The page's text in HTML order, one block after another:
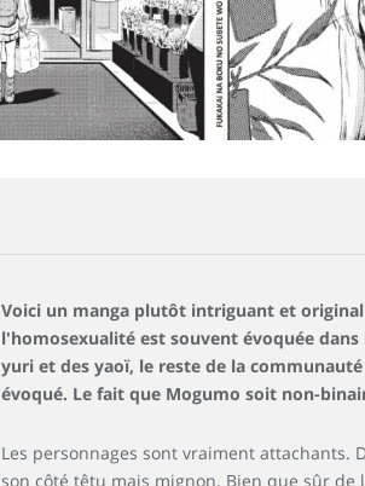
Voici un manga plutôt intriguant et
l'homosexualité est souvent évoquée dans
yuri et des yaoï, le reste de la
évoqué. Le fait que Mogumo soit non-
Les personnages sont vraiment attachants.
son côté têtu mais mignon. Bien que sûr